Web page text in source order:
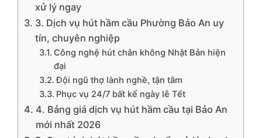
xử lý ngay
3. Dịch vụ hút hầm cầu Phường Bảo An uy
tín, chuyên nghiệp
Công nghệ hút chân không Nhật Bản hiện
đại
Đội ngũ thợ lành nghề, tận tâm
Phục vụ 24/7 bất kể ngày lễ Tết
4. Bảng giá dịch vụ hút hầm cầu tại Bảo An
mới nhất 2026